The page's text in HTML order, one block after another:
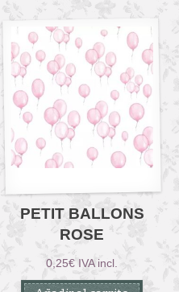
PETIT BALLONS
ROSE
0,25€ IVA incl.